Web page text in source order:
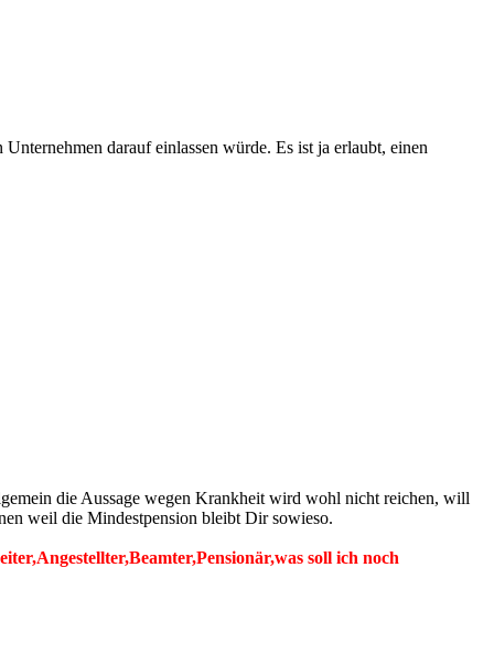
darauf einlassen würde. Es ist ja erlaubt, einen
die Aussage wegen Krankheit wird wohl nicht reichen, will
weil die Mindestpension bleibt Dir sowieso.
soll ich noch